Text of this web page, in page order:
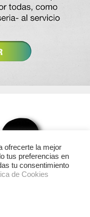
ofrecerte la mejor
tus preferencias en
tu consentimiento
de Cookies